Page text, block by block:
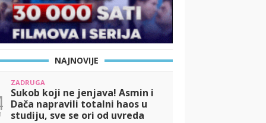
NAJNOVIJE
ZADRUGA
Sukob koji ne jenjava! Asmin i
Dača napravili totalni haos u
studiju, sve se ori od uvreda